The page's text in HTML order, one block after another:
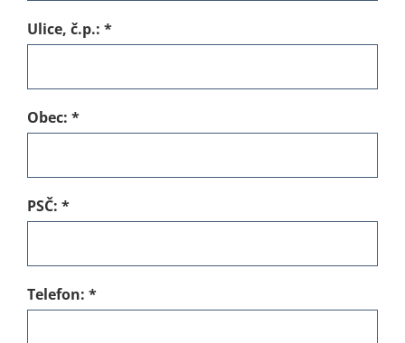
Ulice, č.p.: *
Obec: *
PSČ: *
Telefon: *